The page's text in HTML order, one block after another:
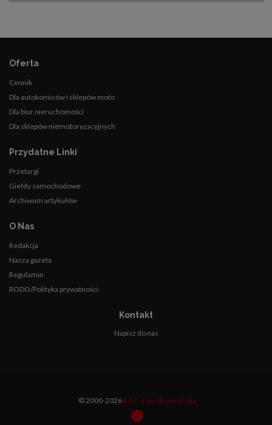
Oferta
Cennik
Dla autokomisów i sklepów moto
Dla biur nieruchomości
Dla sklepów niemotoryzacyjnych
Przydatne Linki
Przetargi
Giełdy samochodowe
Archiwum artykułów
O Nas
Redakcja
Nasza gazeta
Regulamin
RODO/Polityka prywatności
Kontakt
Napisz do nas
© 2000-2026 EJM - Ewa Skowrońska